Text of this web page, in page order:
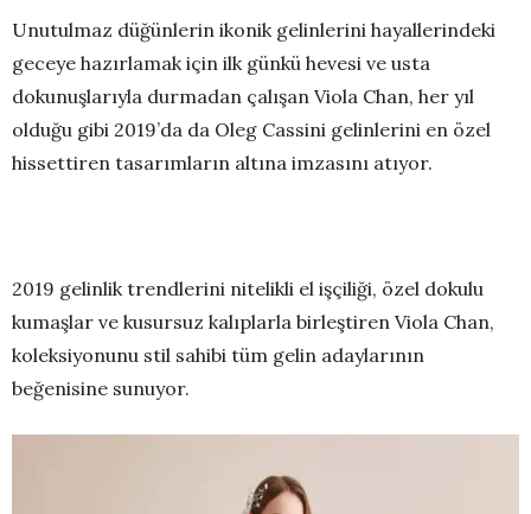
Unutulmaz düğünlerin ikonik gelinlerini hayallerindeki
geceye hazırlamak için ilk günkü hevesi ve usta
dokunuşlarıyla durmadan çalışan Viola Chan, her yıl
olduğu gibi 2019’da da Oleg Cassini gelinlerini en özel
hissettiren tasarımların altına imzasını atıyor.
2019 gelinlik trendlerini nitelikli el işçiliği, özel dokulu
kumaşlar ve kusursuz kalıplarla birleştiren Viola Chan,
koleksiyonunu stil sahibi tüm gelin adaylarının
beğenisine sunuyor.